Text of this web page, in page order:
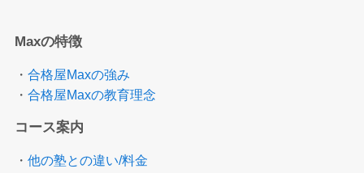
Maxの特徴
・ 合格屋Maxの強み
・ 合格屋Maxの教育理念
コース案内
・ 他の塾との違い/料金